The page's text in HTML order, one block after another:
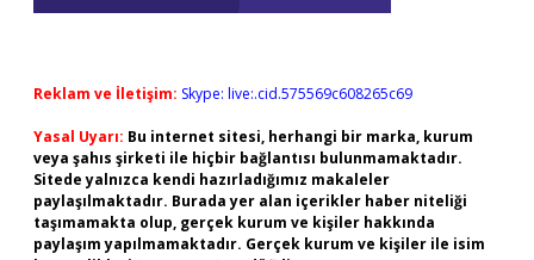
Reklam ve İletişim: Skype: live:.cid.575569c608265c69
Yasal Uyarı: Bu internet sitesi, herhangi bir marka, kurum
veya şahıs şirketi ile hiçbir bağlantısı bulunmamaktadır.
Sitede yalnızca kendi hazırladığımız makaleler
paylaşılmaktadır. Burada yer alan içerikler haber niteliği
taşımamakta olup, gerçek kurum ve kişiler hakkında
paylaşım yapılmamaktadır. Gerçek kurum ve kişiler ile isim